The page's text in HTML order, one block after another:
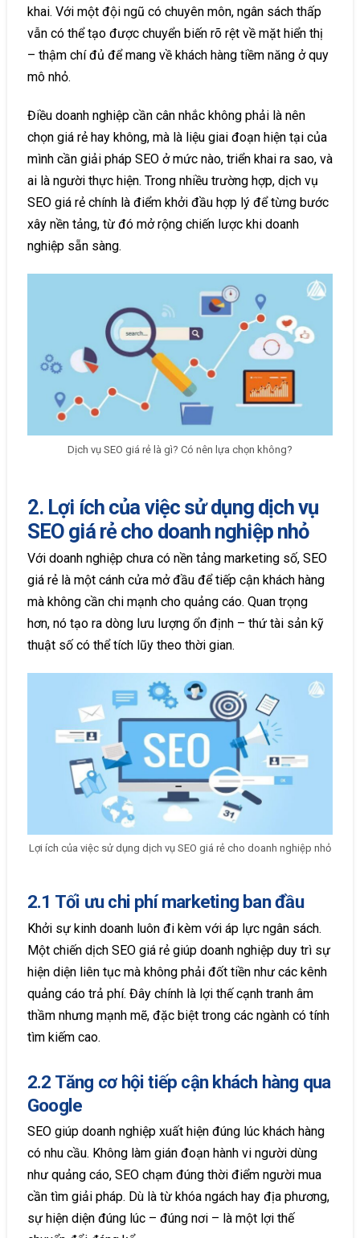
khai. Với một đội ngũ có chuyên môn, ngân sách thấp
vẫn có thể tạo được chuyển biến rõ rệt về mặt hiển thị
– thậm chí đủ để mang về khách hàng tiềm năng ở quy
mô nhỏ.
Điều doanh nghiệp cần cân nhắc không phải là nên
chọn giá rẻ hay không, mà là liệu giai đoạn hiện tại của
mình cần giải pháp SEO ở mức nào, triển khai ra sao, và
ai là người thực hiện. Trong nhiều trường hợp, dịch vụ
SEO giá rẻ chính là điểm khởi đầu hợp lý để từng bước
xây nền tảng, từ đó mở rộng chiến lược khi doanh
nghiệp sẵn sàng.
Dịch vụ SEO giá rẻ là gì? Có nên lựa chọn không?
2. Lợi ích của việc sử dụng dịch vụ
SEO giá rẻ cho doanh nghiệp nhỏ
Với doanh nghiệp chưa có nền tảng marketing số, SEO
giá rẻ là một cánh cửa mở đầu để tiếp cận khách hàng
mà không cần chi mạnh cho quảng cáo. Quan trọng
hơn, nó tạo ra dòng lưu lượng ổn định – thứ tài sản kỹ
thuật số có thể tích lũy theo thời gian.
Lợi ích của việc sử dụng dịch vụ SEO giá rẻ cho doanh nghiệp nhỏ
2.1 Tối ưu chi phí marketing ban đầu
Khởi sự kinh doanh luôn đi kèm với áp lực ngân sách.
Một chiến dịch SEO giá rẻ giúp doanh nghiệp duy trì sự
hiện diện liên tục mà không phải đốt tiền như các kênh
quảng cáo trả phí. Đây chính là lợi thế cạnh tranh âm
thầm nhưng mạnh mẽ, đặc biệt trong các ngành có tính
tìm kiếm cao.
2.2 Tăng cơ hội tiếp cận khách hàng qua
Google
SEO giúp doanh nghiệp xuất hiện đúng lúc khách hàng
có nhu cầu. Không làm gián đoạn hành vi người dùng
như quảng cáo, SEO chạm đúng thời điểm người mua
cần tìm giải pháp. Dù là từ khóa ngách hay địa phương,
sự hiện diện đúng lúc – đúng nơi – là một lợi thế